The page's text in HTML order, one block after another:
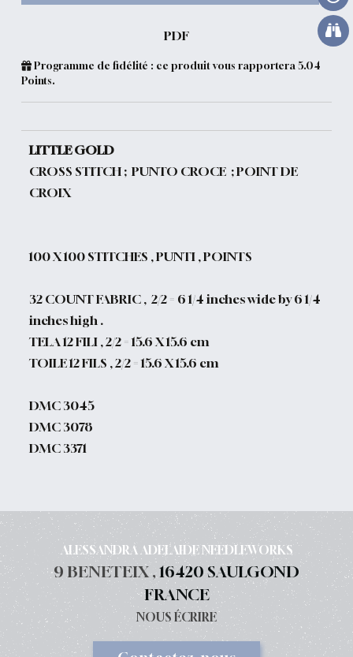
PDF
Programme de fidélité : ce produit vous rapportera5.04
Points.
LITTLE GOLD
CROSS STITCH ; PUNTO CROCE ; POINT DE
CROIX
100X 100 STITCHES , PUNTI , POINTS
32 COUNT FABRIC , 2/2 = 6 1/4 inches wide by 6 1/4
inches high .
TELA 12 FILI , 2/2 = 15.6 X 15.6 cm
TOILE 12 FILS , 2/2 = 15.6 X 15.6 cm
DMC 3045
DMC 3078
DMC 3371
ALESSANDRA ADELAIDE NEEDLEWORKS
9 BENETEIX ,16420 SAULGOND
FRANCE
NOUS ÉCRIRE